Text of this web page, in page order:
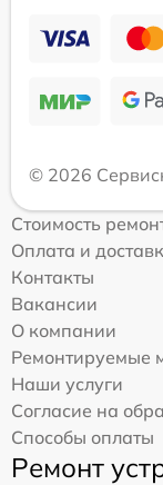
© 2026
Стоимость
Оплата и
Контакты
Вакансии
О компании
Ремонтируемые
Наши услуги
Согласие на
Способы оплаты
Ремонт